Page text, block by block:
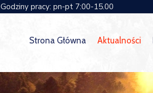
Godziny pracy: pn-pt 7:00-15.00
Strona Główna Aktualności